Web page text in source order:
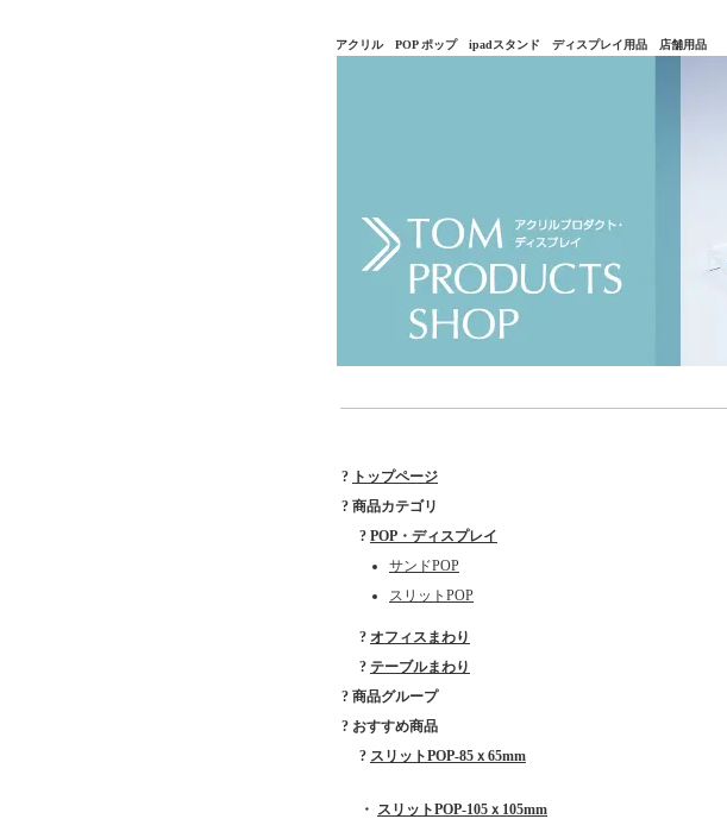
アクリル POP ポップ ipadスタンド ディスプレイ用品 店舗用品
?
トップページ
? 商品カテゴリ
? POP・ディスプレイ
サンドPOP
スリットPOP
? オフィスまわり
? テーブルまわり
? 商品グループ
? おすすめ商品
? スリットPOP-85ｘ65mm
・ スリットPOP-105ｘ105mm